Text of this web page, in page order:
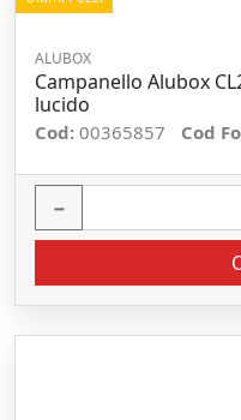
ALUBOX
Campanello Alubox
lucido
Cod: 00365857 Cod
−